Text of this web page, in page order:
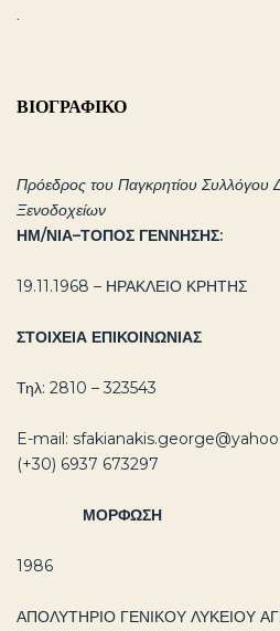
.
ΒΙΟΓΡΑΦΙΚΟ
Πρόεδρος του Παγκρητίου Συλλόγου
Ξενοδοχείων
ΗΜ/ΝΙΑ–ΤΟΠΟΣ ΓΕΝΝΗΣΗΣ:
19.11.1968 – ΗΡΑΚΛΕΙΟ ΚΡΗΤΗΣ
ΣΤΟΙΧΕΙΑ ΕΠΙΚΟΙΝΩΝΙΑΣ
Τηλ: 2810 – 323543
E-mail:
(+30) 6937 673297
ΜΟΡΦΩΣΗ
1986
ΑΠΟΛΥΤΗΡΙΟ ΓΕΝΙΚΟΥ ΛΥΚΕΙΟΥ